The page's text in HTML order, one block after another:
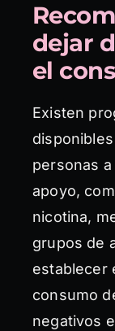
dejar
el
Existen
personas
apoyo,
nicotina,
grupos de
establecer
consumo
negativos